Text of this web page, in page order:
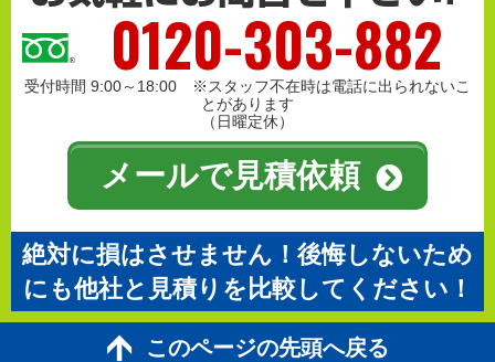
0120-303-882
受付時間 9:00～18:00 ※スタッフ不在時は電話に出られないこ
とがあります
（日曜定休）
メールで見積依頼
絶対に損はさせません！後悔しないため
にも他社と見積りを比較してください！
このページの先頭へ戻る